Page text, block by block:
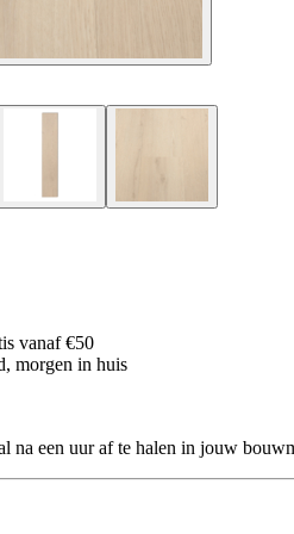
vanaf €50
morgen in huis
na een uur af te halen in jouw